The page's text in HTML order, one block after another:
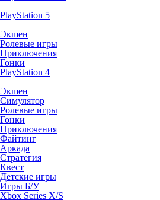
PlayStation 5
Экшен
Ролевые игры
Приключения
Гонки
PlayStation 4
Экшен
Симулятор
Ролевые игры
Гонки
Приключения
Файтинг
Аркада
Стратегия
Квест
Детские игры
Игры Б/У
Xbox Series X/S